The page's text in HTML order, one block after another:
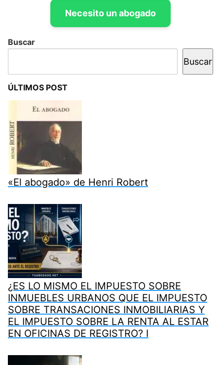
Necesito un abogado
Buscar
Buscar
ÚLTIMOS POST
«El abogado» de Henri Robert
¿ES LO MISMO EL IMPUESTO SOBRE
INMUEBLES URBANOS QUE EL IMPUESTO
SOBRE TRANSACIONES INMOBILIARIAS Y
EL IMPUESTO SOBRE LA RENTA AL ESTAR
EN OFICINAS DE REGISTRO? I